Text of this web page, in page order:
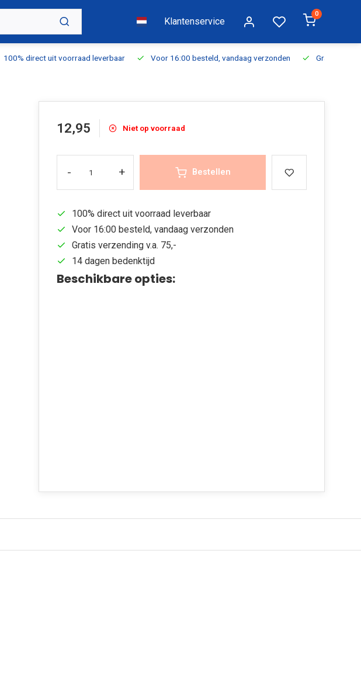
Klantenservice
0
100% direct uit voorraad leverbaar Voor 16:00 besteld, vandaag verzonden Gratis
12,95 Niet op voorraad
- + Bestellen
100% direct uit voorraad leverbaar
Voor 16:00 besteld, vandaag verzonden
Gratis verzending v.a. 75,-
14 dagen bedenktijd
Beschikbare opties: